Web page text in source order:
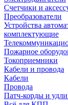
Счетчики и
Преобразователи
Устройства
комплектующие
Пожарное
Токоприемники
Кабели и провода
Кабели
Провода
Патч-корды и